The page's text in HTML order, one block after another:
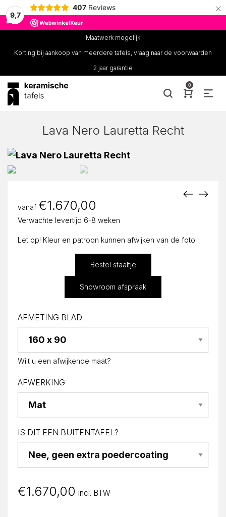
9,7
407 Reviews ×
Maatwerk mogelijk
Korting bij aankoop van meerdere tafels, vraag naar de voorwaarden
2 jaar garantie
0
Lava Nero Lauretta Recht
vanaf €1.670,00
Verwachte levertijd 6-8 weken
Let op! Kleur en patroon kunnen afwijken van de foto.
Bestel staaltje
Showroom afspraak
AFMETING BLAD
Wilt u een afwijkende maat?
AFWERKING
IS DIT EEN BUITENTAFEL?
€1.670,00 incl. BTW